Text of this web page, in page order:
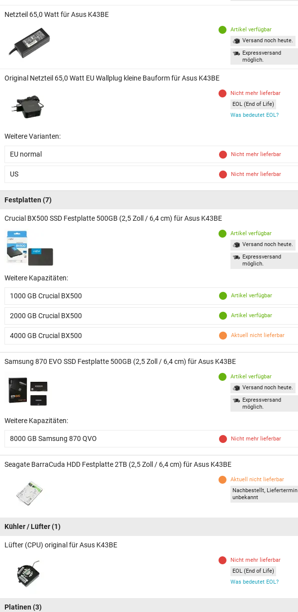
Netzteil 65,0 Watt für Asus K43BE
Artikel verfügbar
Versand noch heute.
Expressversand
möglich.
Original Netzteil 65,0 Watt EU Wallplug kleine Bauform für Asus K43BE
Nicht mehr lieferbar
EOL (End of Life)
Was bedeutet EOL?
Weitere Varianten:
EU normal Nicht mehr lieferbar
US Nicht mehr lieferbar
Festplatten (7)
Crucial BX500 SSD Festplatte 500GB (2,5 Zoll / 6,4 cm) für Asus K43BE
Artikel verfügbar
Versand noch heute.
Expressversand
möglich.
Weitere Kapazitäten:
1000 GB Crucial BX500 Artikel verfügbar
2000 GB Crucial BX500 Artikel verfügbar
4000 GB Crucial BX500 Aktuell nicht lieferbar
Samsung 870 EVO SSD Festplatte 500GB (2,5 Zoll / 6,4 cm) für Asus K43BE
Artikel verfügbar
Versand noch heute.
Expressversand
möglich.
Weitere Kapazitäten:
8000 GB Samsung 870 QVO Nicht mehr lieferbar
Seagate BarraCuda HDD Festplatte 2TB (2,5 Zoll / 6,4 cm) für Asus K43BE
Aktuell nicht lieferbar
Nachbestellt, Liefertermin
unbekannt
Kühler / Lüfter(1)
Lüfter (CPU) original für Asus K43BE
Nicht mehr lieferbar
EOL (End of Life)
Was bedeutet EOL?
Platinen (3)